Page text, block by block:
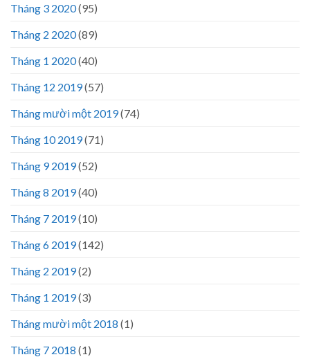
Tháng 3 2020(95)
Tháng 2 2020(89)
Tháng 1 2020(40)
Tháng 12 2019(57)
Tháng mười một 2019(74)
Tháng 10 2019(71)
Tháng 9 2019(52)
Tháng 8 2019(40)
Tháng 7 2019(10)
Tháng 6 2019(142)
Tháng 2 2019(2)
Tháng 1 2019(3)
Tháng mười một 2018 (1)
Tháng 7 2018 (1)